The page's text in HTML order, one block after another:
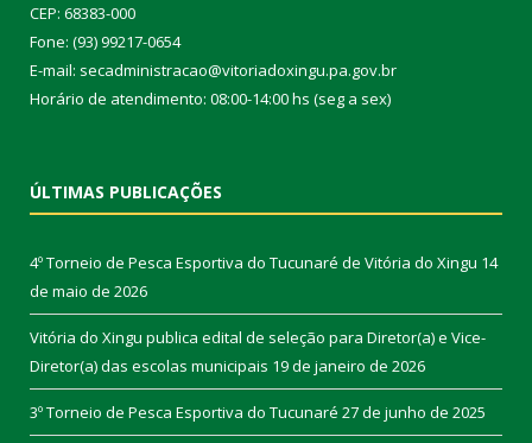
CEP: 68383-000
Fone: (93) 99217-0654
E-mail: secadministracao@vitoriadoxingu.pa.gov.br
Horário de atendimento: 08:00-14:00 hs (seg a sex)
ÚLTIMAS PUBLICAÇÕES
4º Torneio de Pesca Esportiva do Tucunaré de Vitória do Xingu 14
de maio de 2026
Vitória do Xingu publica edital de seleção para Diretor(a) e Vice-
Diretor(a) das escolas municipais 19 de janeiro de 2026
3º Torneio de Pesca Esportiva do Tucunaré 27 de junho de 2025